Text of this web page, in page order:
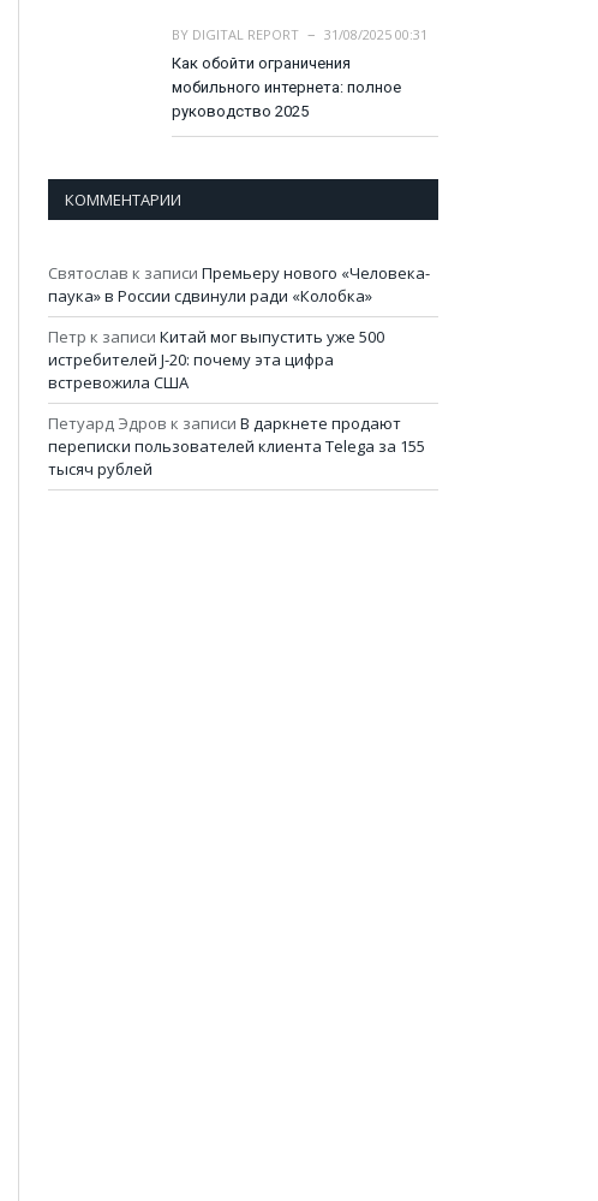
BY DIGITAL REPORT
31/08/2025 00:31
Как обойти ограничения
мобильного интернета: полное
руководство 2025
КОММЕНТАРИИ
Святослав к записи Премьеру нового «Человека-
паука» в России сдвинули ради «Колобка»
Петр к записи Китай мог выпустить уже 500
истребителей J-20: почему эта цифра
встревожила США
Петуард Эдров к записи В даркнете продают
переписки пользователей клиента Telega за 155
тысяч рублей